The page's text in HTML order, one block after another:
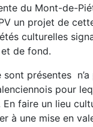
du Mont-de-
un projet de
culturelles
de fond.
présentes
pour
faire un lieu
à une mise en